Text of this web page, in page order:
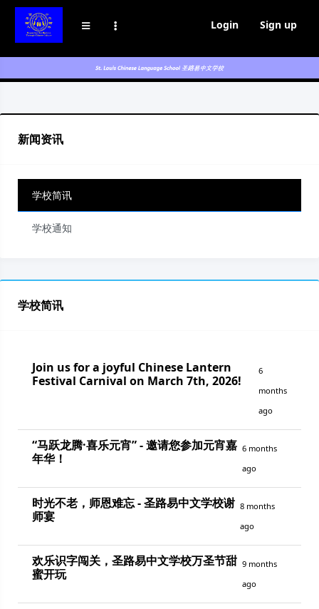
Login Sign up
新闻资讯
学校简讯
学校通知
学校简讯
Join us for a joyful Chinese Lantern
Festival Carnival on March 7th, 2026!
6
months
ago
“马跃龙腾·喜乐元宵” - 邀请您参加元宵嘉
年华！
6 months
ago
时光不老，师恩难忘 - 圣路易中文学校谢
师宴
8 months
ago
欢乐识字闯关，圣路易中文学校万圣节甜
蜜开玩
9 months
ago